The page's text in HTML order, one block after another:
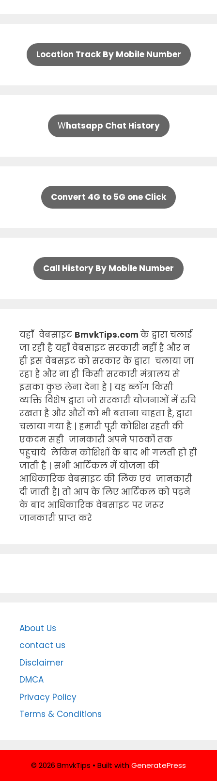
Location Track By Mobile Number
Whatsapp Chat History
Convert 4G to 5G one Click
Call History By Mobile Number
यहाँ वेबसाइट BmvkTips.com के द्वारा चलाई
जा रही है यहाँ वेबसाइट सरकारी नहीं है और न
ही इस वेबसइट को सरकार के द्वारा चलाया जा
रहा है और ना ही किसी सरकारी मंत्रालय से
इसका कुछ लेना देना है | यह ब्लॉग किसी
व्यक्ति विशेष द्वारा जो सरकारी योजनाओं में रुचि
रखता है और औरों को भी बताना चाहता है, द्वारा
चलाया गया है | हमारी पूरी कोशिश रहती की
एकदम सही जानकारी अपने पाठकों तक
पहुचाये लेकिन कोशिशों के बाद भी गलती हो ही
जाती है | सभी आर्टिकल में योजना की
आधिकारिक वेबसाइट की लिंक एवं जानकारी
दी जाती है| तो आप के लिए आर्टिकल को पढ़ने
के बाद आधिकारिक वेबसाइट पर जरूर
जानकारी प्राप्त करे
About Us
contact us
Disclaimer
DMCA
Privacy Policy
Terms & Conditions
© 2026 BmvkTips • Built withGeneratePress